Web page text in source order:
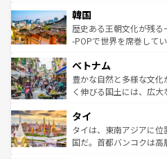
ワイを、存分に味わってほしい。 なお、新
はコンテンツ一覧を参照
いる。アクティビティも
ビング、ハイキングな
い。オーストラリアの
参照してほしい。
ン）、静ひつな山岳地帯
と山間の静けさが共存
驚きをもたらしてくれ
容にもいいと評判のスイ
が味わえる。 な
照してほしい。
韓国
歴史ある王朝文化が残
-POPで世界を席巻して
き、地方に足を延ばせば
できる。そして、キム
まで、さまざまな韓国
リティに包まれながら、
わって
覧を参照してほしい。
ベトナム
豊かな自然と多様な文
く伸びる国土には、広
急速な発展と共に伝統が
ーチミン市のフランス統
醸し出している。また
タイ
タイは、東南アジアに位
国だ。首都バンコクは